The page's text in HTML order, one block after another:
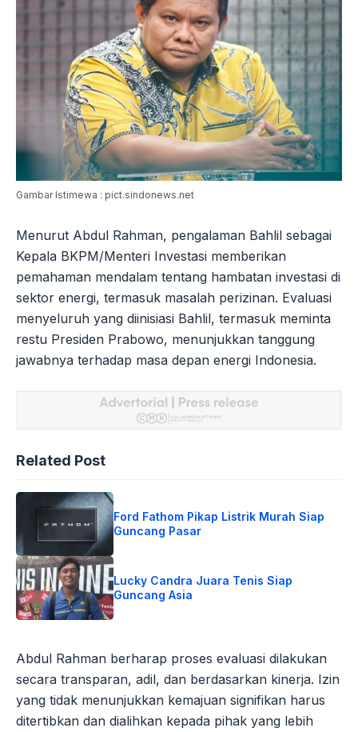
Gambar Istimewa : pict.sindonews.net
Menurut Abdul Rahman, pengalaman Bahlil sebagai
Kepala BKPM/Menteri Investasi memberikan
pemahaman mendalam tentang hambatan investasi di
sektor energi, termasuk masalah perizinan. Evaluasi
menyeluruh yang diinisiasi Bahlil, termasuk meminta
restu Presiden Prabowo, menunjukkan tanggung
jawabnya terhadap masa depan energi Indonesia.
Related Post
Ford Fathom Pikap Listrik Murah Siap
Guncang Pasar
Lucky Candra Juara Tenis Siap
Guncang Asia
Abdul Rahman berharap proses evaluasi dilakukan
secara transparan, adil, dan berdasarkan kinerja. Izin
yang tidak menunjukkan kemajuan signifikan harus
ditertibkan dan dialihkan kepada pihak yang lebih